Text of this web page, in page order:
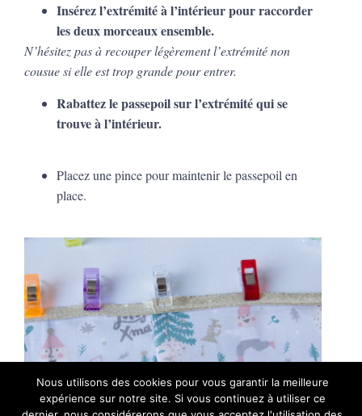
Insérez l’extrémité à l’intérieur pour raccorder
les deux morceaux ensemble.
N’hésitez pas à recouper légèrement l’extrémité non
cousue si elle est trop grande pour entrer.
Rabattez le passepoil sur l’extrémité qui se
trouve à l’intérieur.
Placez une pince pour maintenir le passepoil en
place.
Nous utilisons des cookies pour vous garantir la meilleure
expérience sur notre site. Si vous continuez à utiliser ce